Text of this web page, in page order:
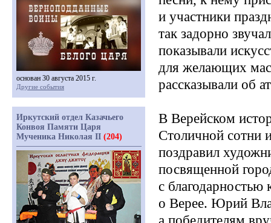
и участники
так задорно
показывали
для желающих
рассказывали об
В Верейском
Столичной сотни
поздравил
посвященной
с благодарностью
о Верее. Юрий
основан 30 августа 2015 г.
Другие события
Иркутский отдел Казачьего
Конвоя Памяти Царя
Мученика Николая II (204)